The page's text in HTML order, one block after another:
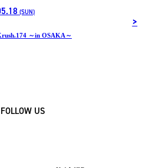
(SUN)
～in OSAKA～
FOLLOW US